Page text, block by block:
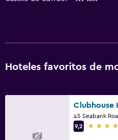
Hoteles favoritos de
45 Seabank
9,2
4